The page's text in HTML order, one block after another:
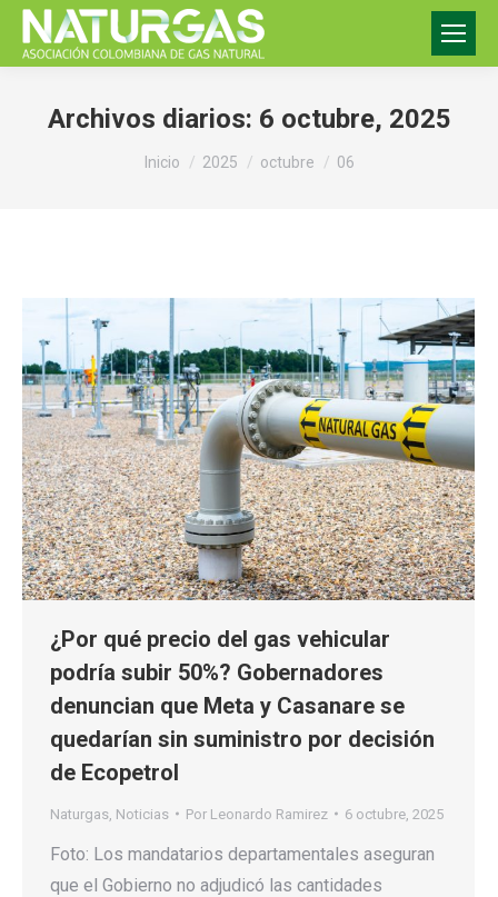
Archivos diarios: 6 octubre, 2025
Estás aquí:
Inicio 2025 octubre 06
¿Por qué precio del gas vehicular
podría subir 50%? Gobernadores
denuncian que Meta y Casanare se
quedarían sin suministro por decisión
de Ecopetrol
Naturgas Noticias Por Leonardo Ramirez 6 octubre, 2025
Foto: Los mandatarios departamentales aseguran
que el Gobierno no adjudicó las cantidades